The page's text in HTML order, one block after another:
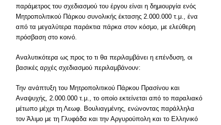
παράμετρος του σχεδιασμού του έργου είναι η δημιουργία ενός
Μητροπολιτικού Πάρκου συνολικής έκτασης 2.000.000 τ.μ., ένα
από τα μεγαλύτερα παράκτια πάρκα στον κόσμο, με ελεύθερη
πρόσβαση στο κοινό.
Αναλυτικότερα ως προς το τι θα περιλαμβάνει η επένδυση, οι
βασικές αρχές σχεδιασμού περιλαμβάνουν:
Την ανάπτυξη του Μητροπολιτικού Πάρκου Πρασίνου και
Αναψυχής, 2.000.000 τ.μ., το οποίο εκτείνεται από το παραλιακό
μέτωπο μέχρι τη Λεωφ. Βουλιαγμένης, ενώνοντας παράλληλα
τον Άλιμο με τη Γλυφάδα και την Αργυρούπολη και το Ελληνικό